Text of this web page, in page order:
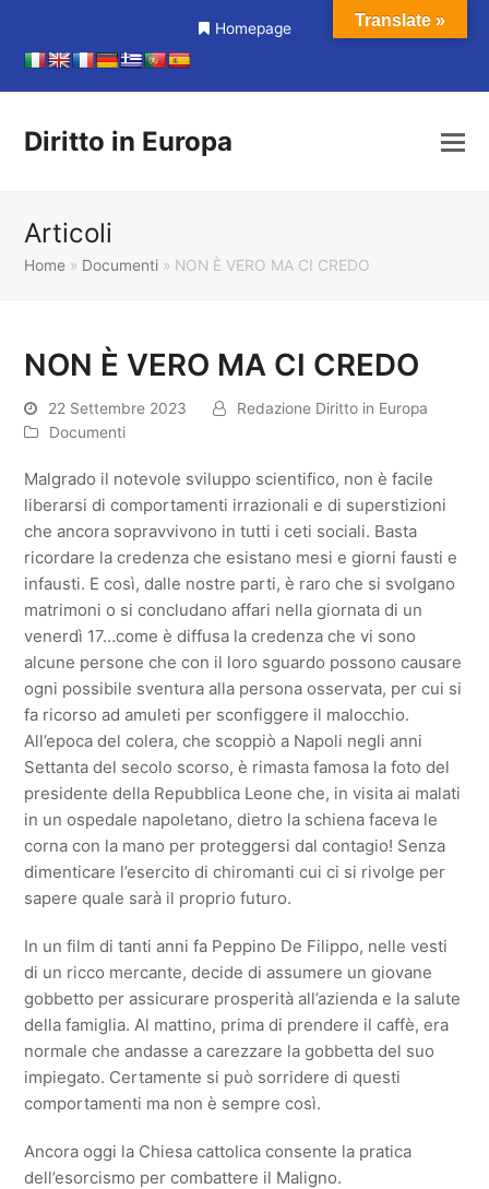
Homepage
Diritto in Europa
Articoli
Home » Documenti » NON È VERO MA CI CREDO
NON È VERO MA CI CREDO
22 Settembre 2023
Redazione Diritto in Europa
Documenti
Malgrado il notevole sviluppo scientifico, non è facile
liberarsi di comportamenti irrazionali e di superstizioni
che ancora sopravvivono in tutti i ceti sociali. Basta
ricordare la credenza che esistano mesi e giorni fausti e
infausti. E così, dalle nostre parti, è raro che si svolgano
matrimoni o si concludano affari nella giornata di un
venerdì 17…come è diffusa la credenza che vi sono
alcune persone che con il loro sguardo possono causare
ogni possibile sventura alla persona osservata, per cui si
fa ricorso ad amuleti per sconfiggere il malocchio.
All’epoca del colera, che scoppiò a Napoli negli anni
Settanta del secolo scorso, è rimasta famosa la foto del
presidente della Repubblica Leone che, in visita ai malati
in un ospedale napoletano, dietro la schiena faceva le
corna con la mano per proteggersi dal contagio! Senza
dimenticare l’esercito di chiromanti cui ci si rivolge per
sapere quale sarà il proprio futuro.
In un film di tanti anni fa Peppino De Filippo, nelle vesti
di un ricco mercante, decide di assumere un giovane
gobbetto per assicurare prosperità all’azienda e la salute
della famiglia. Al mattino, prima di prendere il caffè, era
normale che andasse a carezzare la gobbetta del suo
impiegato. Certamente si può sorridere di questi
comportamenti ma non è sempre così.
Ancora oggi la Chiesa cattolica consente la pratica
dell’esorcismo per combattere il Maligno.
Translate »